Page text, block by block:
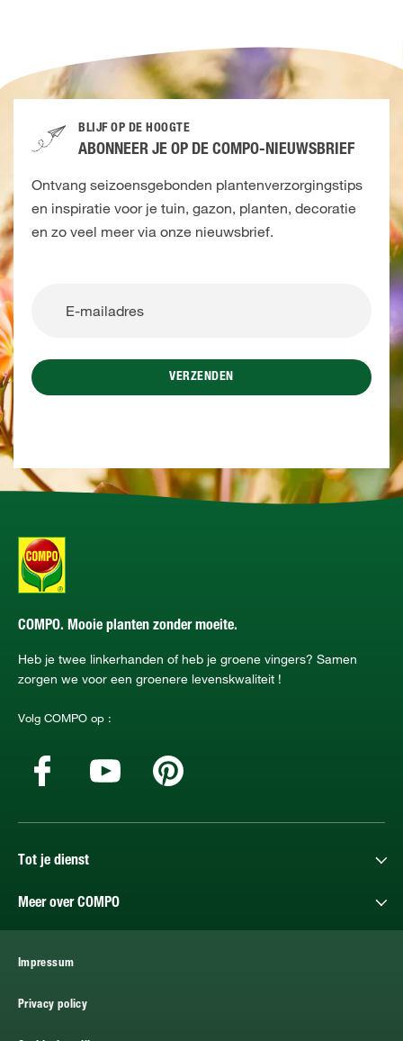
BLIJF OP DE HOOGTE
ABONNEER JE OP DE COMPO-NIEUWSBRIEF
Ontvang seizoensgebonden plantenverzorgingstips
en inspiratie voor je tuin, gazon, planten, decoratie
en zo veel meer via onze nieuwsbrief.
VERZENDEN
COMPO. Mooie planten zonder moeite.
Heb je twee linkerhanden of heb je groene vingers? Samen
zorgen we voor een groenere levenskwaliteit !
Volg COMPO op :
Tot je dienst
Meer over COMPO
Impressum
Privacy policy